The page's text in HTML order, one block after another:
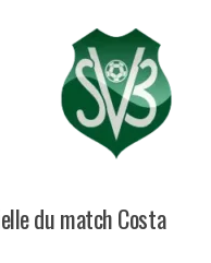
du match Costa